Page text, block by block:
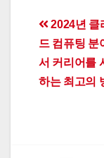
Post
2024년 클
드 컴퓨팅 분
서 커리어를
하는 최고의